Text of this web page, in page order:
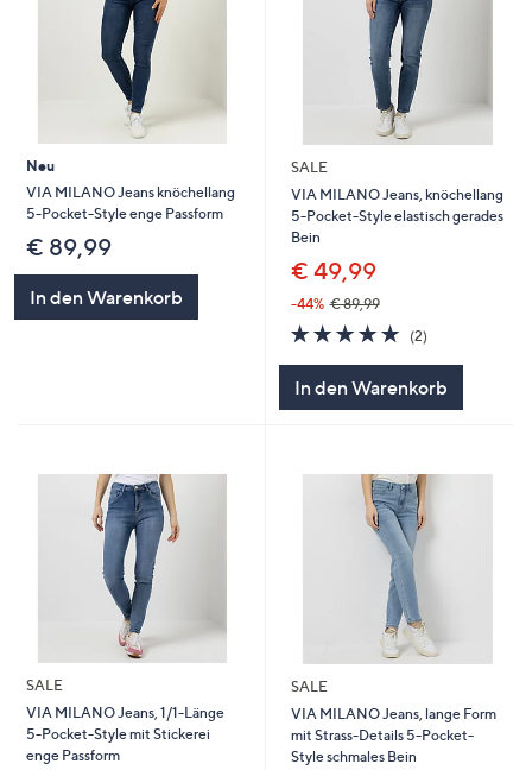
diese
anzuzeigen.
Neu
VIA MILANO Jeans knöchellang
5-Pocket-Style enge Passform
€ 89,99
In den Warenkorb
SALE
VIA MILANO Jeans, knöchellang
5-Pocket-Style elastisch gerades
Bein
€ 49,99
-44% € 89,99
5.0
von
(2)2
In den Warenkorb
SALE
VIA MILANO Jeans, 1/1-Länge
5-Pocket-Style mit Stickerei
enge Passform
SALE
VIA MILANO Jeans, lange Form
mit Strass-Details 5-Pocket-
Style schmales Bein